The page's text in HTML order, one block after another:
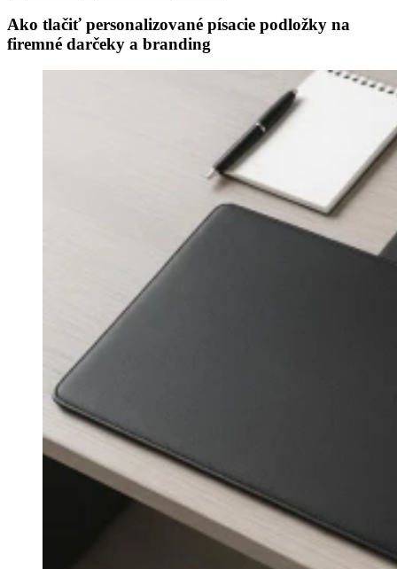
Ako tlačiť personalizované písacie podložky na
firemné darčeky a branding